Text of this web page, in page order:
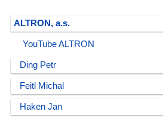
ALTRON, a.s.
YouTube ALTRON
Ding Petr
Feitl Michal
Haken Jan